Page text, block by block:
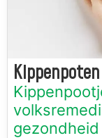
Kippenpoten
gezondheid